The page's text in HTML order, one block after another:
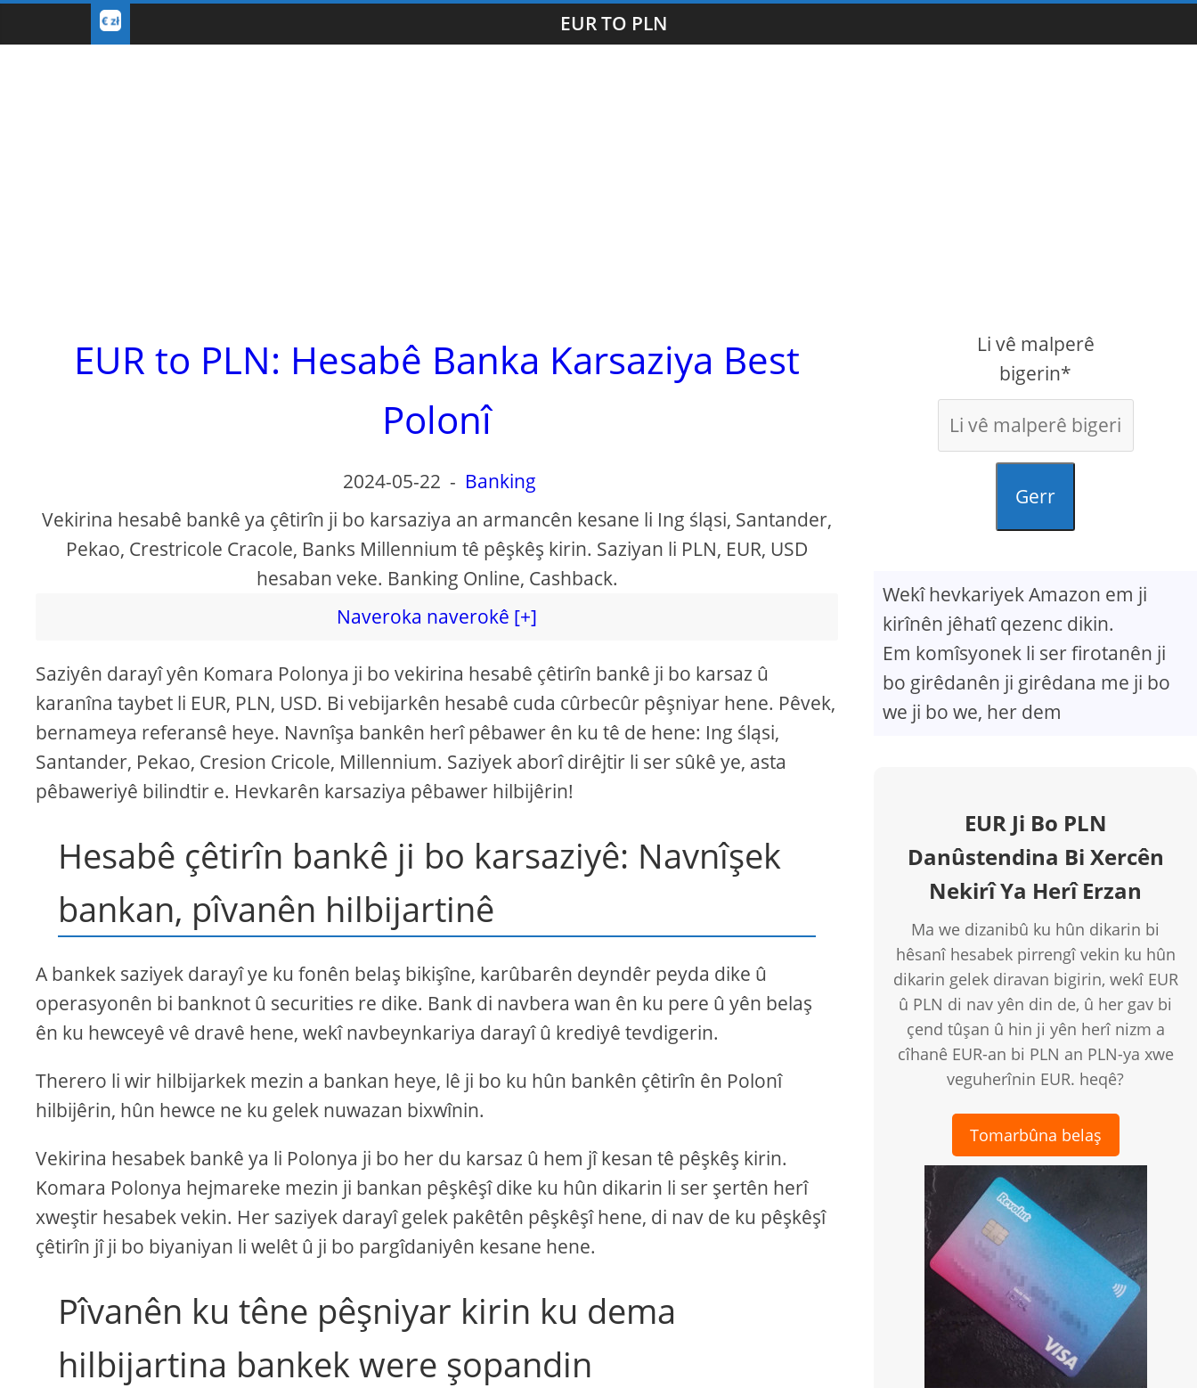
EUR TO PLN
EUR to PLN: Hesabê Banka Karsaziya Best
Polonî
2024-05-22 - Banking
Vekirina hesabê bankê ya çêtirîn ji bo karsaziya an armancên kesane li Ing śląsi, Santander,
Pekao, Crestricole Cracole, Banks Millennium tê pêşkêş kirin. Saziyan li PLN, EUR, USD
hesaban veke. Banking Online, Cashback.
Naveroka naverokê [+]
Saziyên darayî yên Komara Polonya ji bo vekirina hesabê çêtirîn bankê ji bo karsaz û
karanîna taybet li EUR, PLN, USD. Bi vebijarkên hesabê cuda cûrbecûr pêşniyar hene. Pêvek,
bernameya referansê heye. Navnîşa bankên herî pêbawer ên ku tê de hene: Ing śląsi,
Santander, Pekao, Cresion Cricole, Millennium. Saziyek aborî dirêjtir li ser sûkê ye, asta
pêbaweriyê bilindtir e. Hevkarên karsaziya pêbawer hilbijêrin!
Hesabê çêtirîn bankê ji bo karsaziyê: Navnîşek
bankan, pîvanên hilbijartinê
A bankek saziyek darayî ye ku fonên belaş bikişîne, karûbarên deyndêr peyda dike û
operasyonên bi banknot û securities re dike. Bank di navbera wan ên ku pere û yên belaş
ên ku hewceyê vê dravê hene, wekî navbeynkariya darayî û krediyê tevdigerin.
Therero li wir hilbijarkek mezin a bankan heye, lê ji bo ku hûn bankên çêtirîn ên Polonî
hilbijêrin, hûn hewce ne ku gelek nuwazan bixwînin.
Vekirina hesabek bankê ya li Polonya ji bo her du karsaz û hem jî kesan tê pêşkêş kirin.
Komara Polonya hejmareke mezin ji bankan pêşkêşî dike ku hûn dikarin li ser şertên herî
xweştir hesabek vekin. Her saziyek darayî gelek pakêtên pêşkêşî hene, di nav de ku pêşkêşî
çêtirîn jî ji bo biyaniyan li welêt û ji bo pargîdaniyên kesane hene.
Pîvanên ku têne pêşniyar kirin ku dema
hilbijartina bankek were şopandin
Li vê malperê
bigerin*
Gerr
Wekî hevkariyek Amazon em ji
kirînên jêhatî qezenc dikin.
Em komîsyonek li ser firotanên ji
bo girêdanên ji girêdana me ji bo
we ji bo we, her dem
EUR Ji Bo PLN
Danûstendina Bi Xercên
Nekirî Ya Herî Erzan
Ma we dizanibû ku hûn dikarin bi
hêsanî hesabek pirrengî vekin ku hûn
dikarin gelek diravan bigirin, wekî EUR
û PLN di nav yên din de, û her gav bi
çend tûşan û hin ji yên herî nizm a
cîhanê EUR-an bi PLN an PLN-ya xwe
veguherînin EUR. heqê?
Tomarbûna belaş